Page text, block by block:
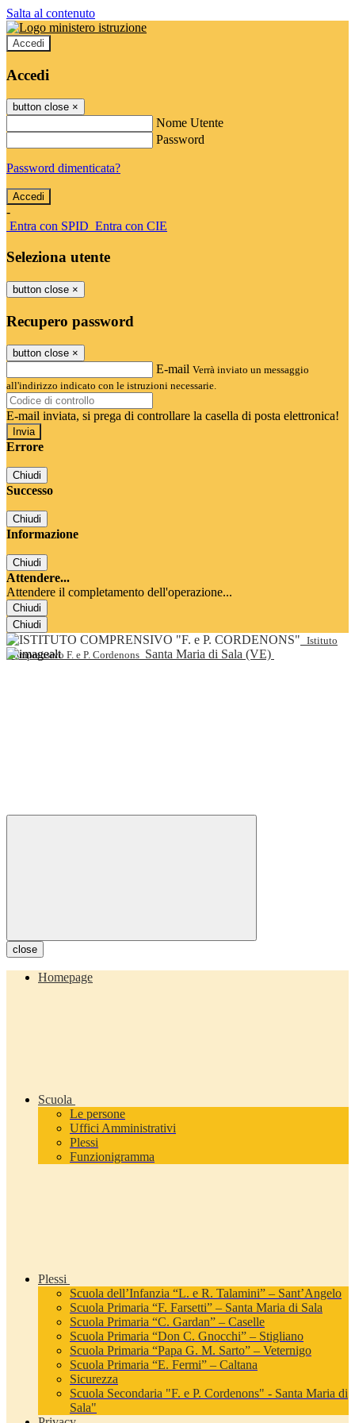
Salta al contenuto
Accedi
Accedi
button close ×
Nome Utente
Password
Password dimenticata?
-
Entra con SPID Entra con CIE
Seleziona utente
button close ×
Recupero password
button close ×
E-mail Verrà inviato un messaggio
all'indirizzo indicato con le istruzioni necessarie.
E-mail inviata, si prega di controllare la casella di posta elettronica!
Errore
Chiudi
Successo
Chiudi
Informazione
Chiudi
Attendere...
Attendere il completamento dell'operazione...
Chiudi
Chiudi
Istituto
Comprensivo F. e P. Cordenons Santa Maria di Sala (VE)
close
Homepage
Scuola
Le persone
Uffici Amministrativi
Plessi
Funzionigramma
Plessi
Scuola dell’Infanzia “L. e R. Talamini” – Sant’Angelo
Scuola Primaria “F. Farsetti” – Santa Maria di Sala
Scuola Primaria “C. Gardan” – Caselle
Scuola Primaria “Don C. Gnocchi” – Stigliano
Scuola Primaria “Papa G. M. Sarto” – Veternigo
Scuola Primaria “E. Fermi” – Caltana
Sicurezza
Scuola Secondaria "F. e P. Cordenons" - Santa Maria di
Sala"